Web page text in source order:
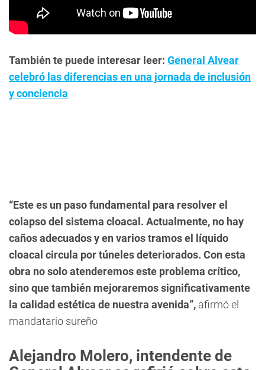
También te puede interesar leer: General Alvear
celebró las diferencias en una jornada de inclusión
y conciencia
“Este es un paso fundamental para resolver el
colapso del sistema cloacal. Actualmente, no hay
caños adecuados y en varios tramos el líquido
cloacal circula por túneles deteriorados. Con esta
obra no solo atenderemos este problema crítico,
sino que también mejoraremos significativamente
la calidad estética de nuestra avenida”, afirmó el
mandatario sureño
Alejandro Molero, intendente de